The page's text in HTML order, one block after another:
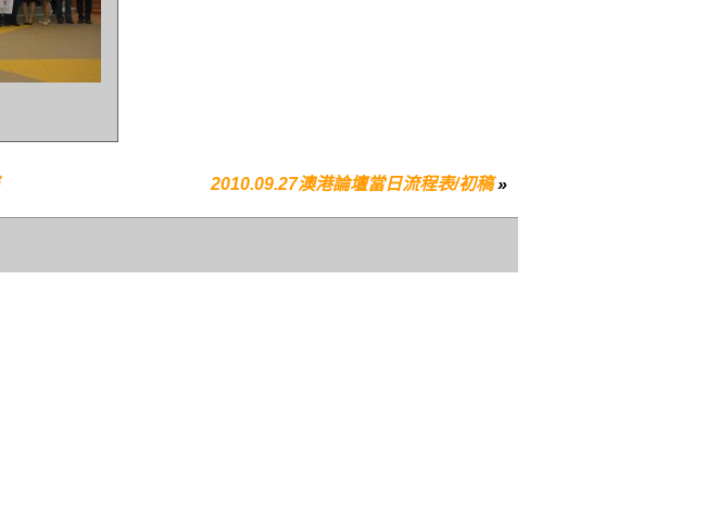
2010.09.27澳港論壇當日流程表/初稿»